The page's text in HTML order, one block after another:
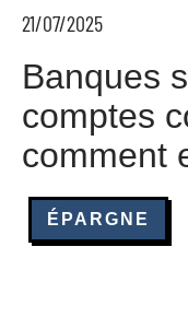
21/07/2025
Banques
comptes
comment
ÉPARGNE